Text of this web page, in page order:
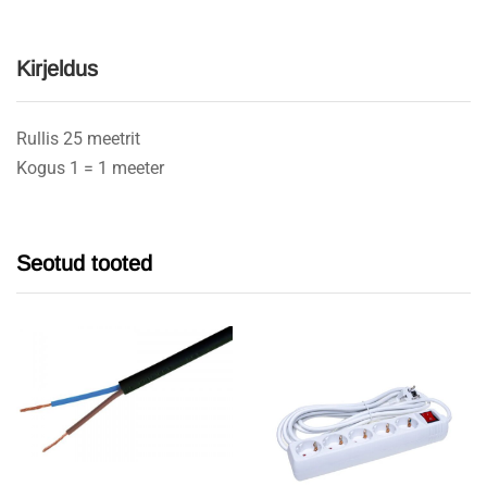
Kirjeldus
Rullis 25 meetrit
Kogus 1 = 1 meeter
Seotud tooted